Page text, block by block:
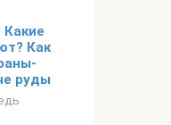
Какие
Как
руды